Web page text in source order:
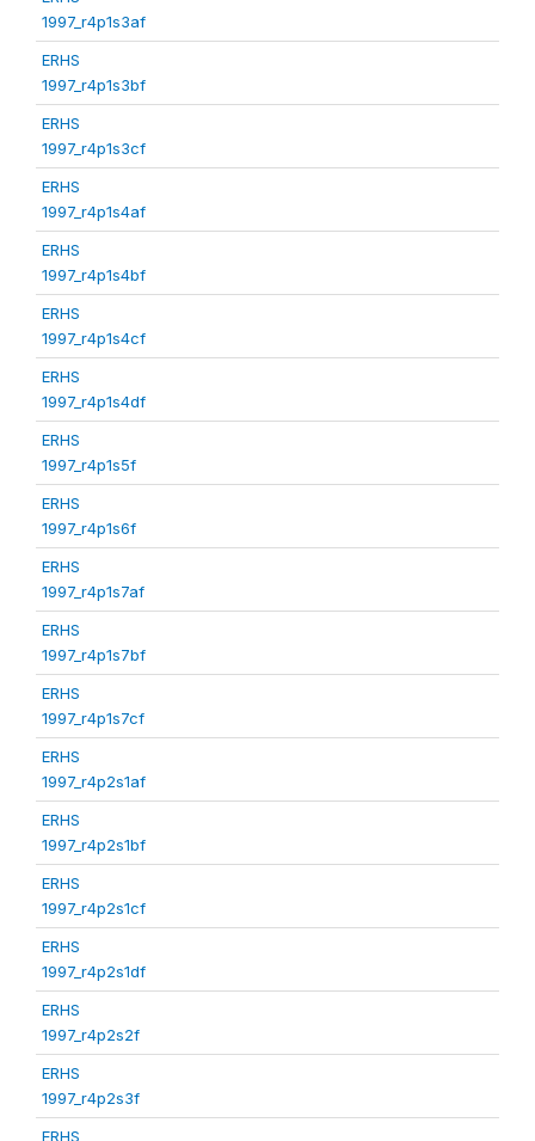
1997_r4p1s3af
ERHS
1997_r4p1s3bf
ERHS
1997_r4p1s3cf
ERHS
1997_r4p1s4af
ERHS
1997_r4p1s4bf
ERHS
1997_r4p1s4cf
ERHS
1997_r4p1s4df
ERHS
1997_r4p1s5f
ERHS
1997_r4p1s6f
ERHS
1997_r4p1s7af
ERHS
1997_r4p1s7bf
ERHS
1997_r4p1s7cf
ERHS
1997_r4p2s1af
ERHS
1997_r4p2s1bf
ERHS
1997_r4p2s1cf
ERHS
1997_r4p2s1df
ERHS
1997_r4p2s2f
ERHS
1997_r4p2s3f
ERHS